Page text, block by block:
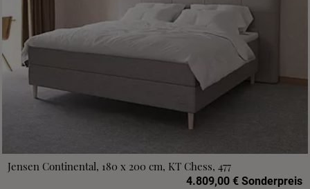
Jensen Continental, 180 x 200 cm, KT Chess, 477
4.809,00 € Sonderpreis